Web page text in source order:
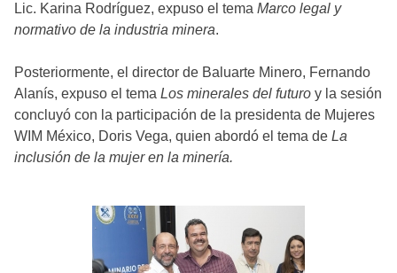
Lic. Karina Rodríguez, expuso el tema Marco legal y
normativo de la industria minera.
Posteriormente, el director de Baluarte Minero, Fernando
Alanís, expuso el tema Los minerales del futuro y la sesión
concluyó con la participación de la presidenta de Mujeres
WIM México, Doris Vega, quien abordó el tema de La
inclusión de la mujer en la minería.